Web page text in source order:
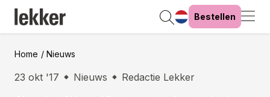
Bestellen
Home Nieuws
23 okt '17 Nieuws Redactie Lekker